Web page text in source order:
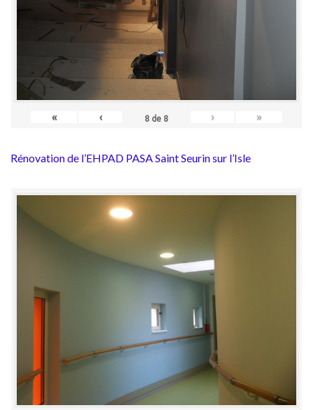
« ‹ 8 de 8 › »
Rénovation de l’EHPAD PASA Saint Seurin sur l’Isle